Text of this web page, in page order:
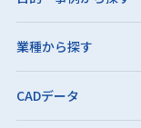
業種から探す
CADデータ